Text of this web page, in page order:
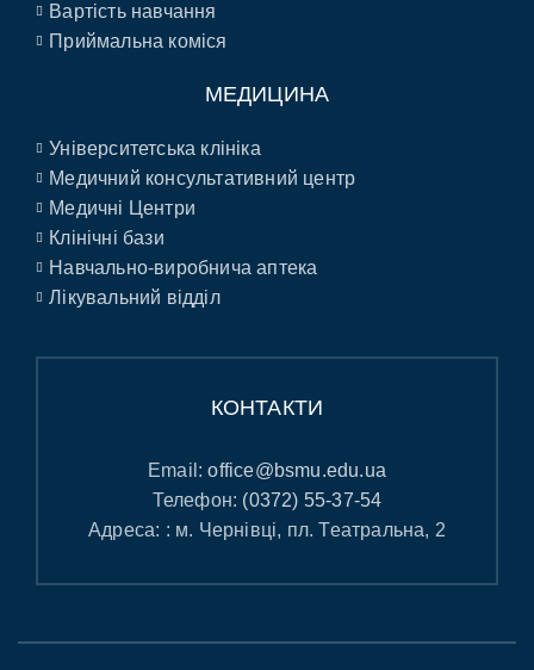
Вартість навчання
Приймальна коміся
МЕДИЦИНА
Університетська клініка
Медичний консультативний центр
Медичні Центри
Клінічні бази
Навчально-виробнича аптека
Лікувальний відділ
КОНТАКТИ
Email:office@bsmu.edu.ua
Телефон: (0372) 55-37-54
Адреса: : м. Чернівці, пл. Театральна, 2